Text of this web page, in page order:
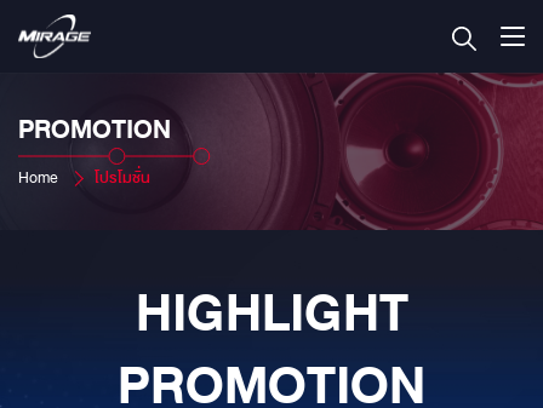
PROMOTION
Home โปรโมชั่น
HIGHLIGHT
PROMOTION